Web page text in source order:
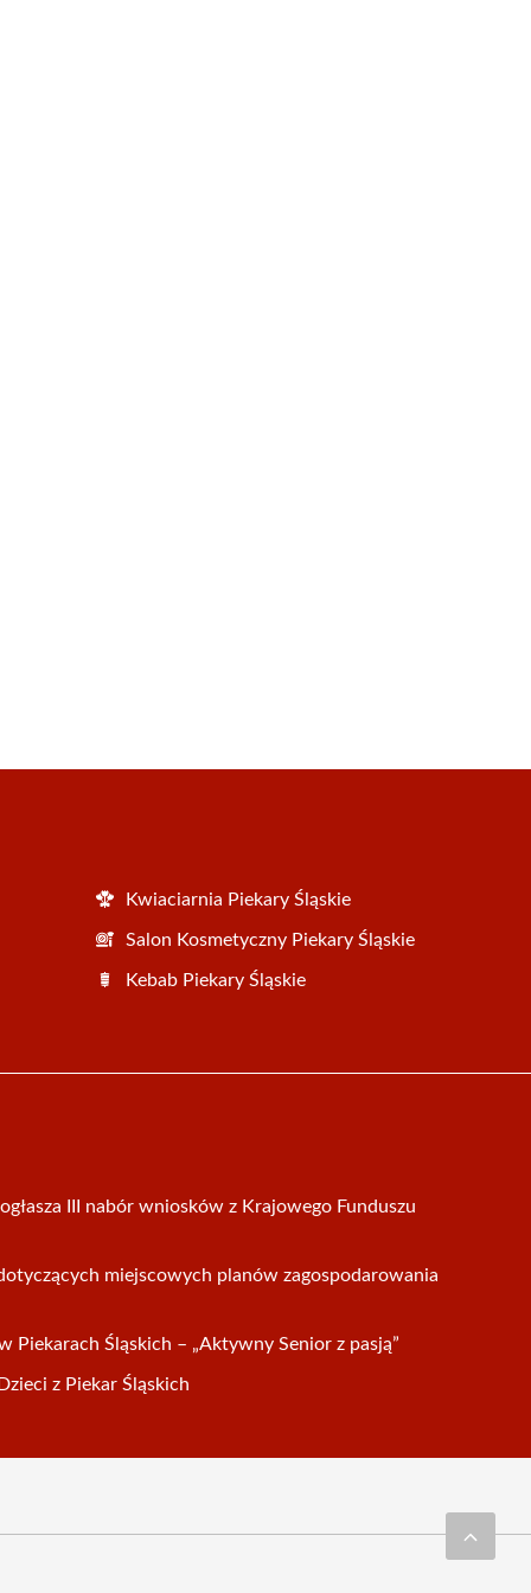
Kwiaciarnia Piekary Śląskie
Salon Kosmetyczny Piekary Śląskie
Kebab Piekary Śląskie
III nabór wniosków z Krajowego Funduszu
miejscowych planów zagospodarowania
Piekarach Śląskich – „Aktywny Senior z pasją”
z Piekar Śląskich